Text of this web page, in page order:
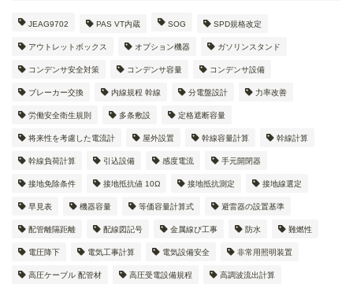
JEAG9702 PAS VT内蔵 SOG SPD規格改定
アウトレットボックス オプション機器 ガソリンスタンド
コンデンサ安全対策 コンデンサ容量 コンデンサ設備
ブレーカー交換 内線規程 幹線 分電盤設計 力率改善
労働安全衛生規則 多条敷設 定格遮断容量
将来性を考慮した電流計 屋外設置 幹線容量計算 幹線計算
幹線負荷計算 引込設備 感度電流 手元開閉器
接地免除条件 接地抵抗値 10Ω 接地抵抗測定 接地線選定
早見表 機器容量 等価容量計算式 避雷器の設置基準
配管離隔距離 配線図記号 金属線ぴ工事 防水 難燃性
電圧降下 電気工事計算 電気設備安全 非常用照明装置
高圧ケーブル 配管材 高圧受電設備規程 高調波流出計算